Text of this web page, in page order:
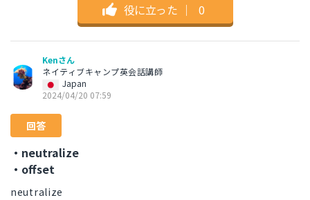
役に立った ｜ 0
Kenさん
ネイティブキャンプ英会話講師
Japan
2024/04/20 07:59
回答
・neutralize
・offset
neutralize